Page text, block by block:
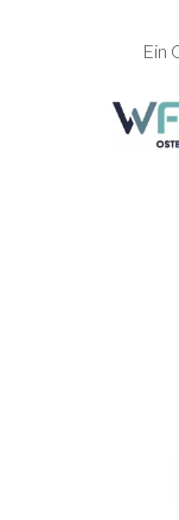
SEITENFUSS
Ein